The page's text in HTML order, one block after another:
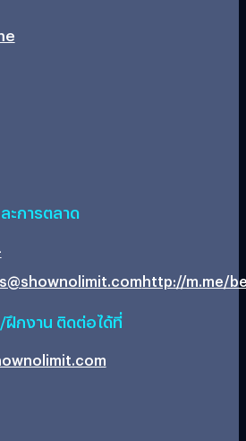
ะการตลาด
http://m.me/
ฝึกงาน ติดต่อได้ที่